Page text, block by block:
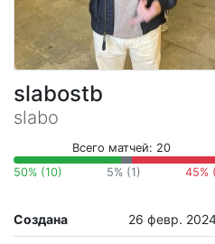
slabostb
slabo
Всего матчей: 20
50% (10)
5% (1) 45%
Создана 26 февр.